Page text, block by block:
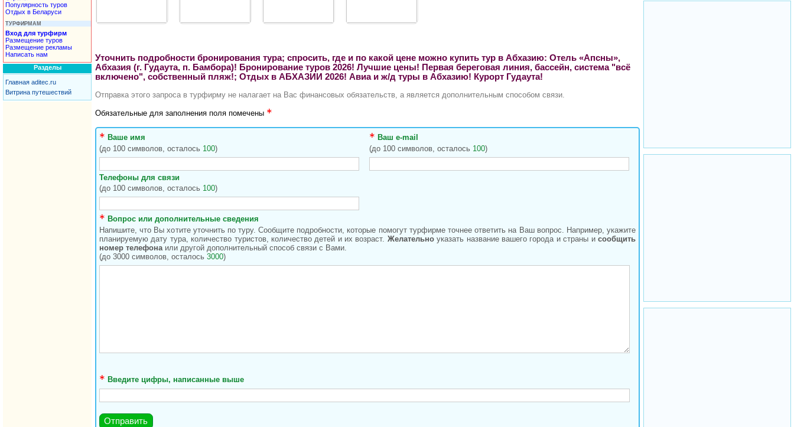
Популярность туров
Отдых в Беларуси
ТУРФИРМАМ
Вход для турфирм
Размещение туров
Размещение рекламы
Написать нам
Разделы
Главная aditec.ru
Витрина путешествий
Уточнить подробности бронирования тура; спросить, где и по какой цене можно купить тур в Абхазию: Отель «Апсны»,
Абхазия (г. Гудаута, п. Бамбора)! Бронирование туров 2026! Лучшие цены! Первая береговая линия, бассейн, система "всё
включено", собственный пляж!; Отдых в АБХАЗИИ 2026! Авиа и ж/д туры в Абхазию! Курорт Гудаута!
Отправка этого запроса в турфирму не налагает на Вас финансовых обязательств, а является дополнительным способом связи.
Обязательные для заполнения поля помечены
Ваше имя
(до 100 символов, осталось 100)
Ваш e-mail
(до 100 символов, осталось 100)
Телефоны для связи
(до 100 символов, осталось 100)
Вопрос или дополнительные сведения
Напишите, что Вы хотите уточнить по туру. Сообщите подробности, которые помогут турфирме точнее ответить на Ваш вопрос. Например, укажите
планируемую дату тура, количество туристов, количество детей и их возраст. Желательноуказать название вашего города и страны исообщить
номер телефонаили другой дополнительный способ связи с Вами.
(до 3000 символов, осталось 3000)
Введите цифры, написанные выше